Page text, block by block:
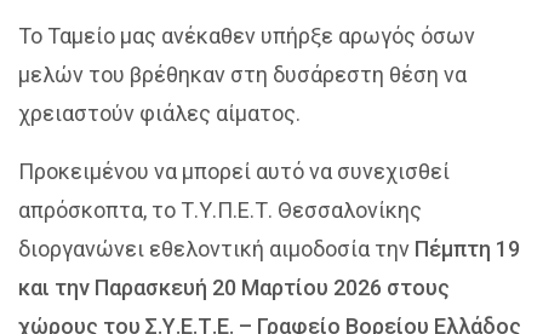
Το Ταμείο μας ανέκαθεν υπήρξε αρωγός όσων
μελών του βρέθηκαν στη δυσάρεστη θέση να
χρειαστούν φιάλες αίματος.
Προκειμένου να μπορεί αυτό να συνεχισθεί
απρόσκοπτα, το Τ.Υ.Π.Ε.Τ. Θεσσαλονίκης
διοργανώνει εθελοντική αιμοδοσία την Πέμπτη 19
και την Παρασκευή 20 Μαρτίου 2026 στους
χώρους του Σ.Υ.Ε.Τ.Ε. – Γραφείο Βορείου Ελλάδος